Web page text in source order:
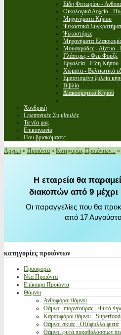
Είδη Φυτωρίου -
Οικολογικά Δοχεία -
Μηχανήματα Κήπου
Ψεκαστικά
Ψεκαστήρες
Μηχανήματα
Μουσαμάδες - Δίχτυα -
Γλάστρες - Φερ Φορζέ
Εργαλεία - Είδη Κήπου
Χώματα - Βελτιωτικά
Εμποτισμένη ξυλεία
Βιβλία
Διακοσμητικά Κήπου
Χονδρική
Γεωπονικές Συμβουλές
Τα νέα μας
Επικοινωνία
Που βρισκόμαστε
Αρχική » Προϊόντα » Κατηγορίες Προϊόντων... »
Η εταιρεία θα
διακοπών από 9 μέχρι
Οι παραγγελίες που θα
από 17
κατηγορίες προιόντων
Προσφορές
Νέα Προϊόντα
Επίκαιρα Προϊόντα
Θάμνοι
Ανθοφόροι θάμνοι
Θάμνοι μπορντούρας - Φυτά
Καρποφόροι θάμνοι -
Θάμνοι σκιάς - Οξύφυλλα φυτά
Θάμνοι φυτά παραθαλάσσιων